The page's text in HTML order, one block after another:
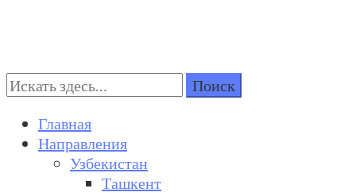
Turkestan Travel
Discover Central Asia
Поиск:
Главная
Направления
Узбекистан
Ташкент